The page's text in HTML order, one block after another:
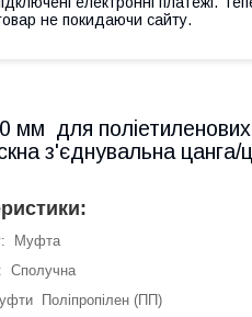
не покидаючи сайту.
для поліетиленових
з'єднувальна цанга/
Муфта
Сполучна
Поліпропілен (ПП)